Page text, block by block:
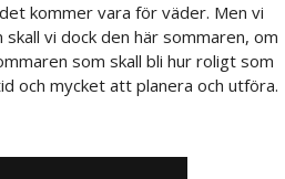
kommer vara för väder. Men vi
vi dock den här sommaren, om
som skall bli hur roligt som
och mycket att planera och utföra.